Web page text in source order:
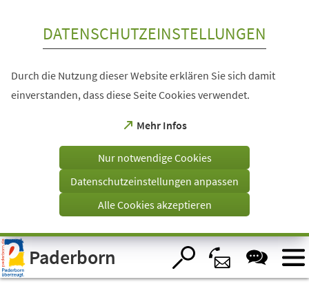
Visuelle
Assistenzsoftware
öffnen.
DATENSCHUTZEINSTELLUNGEN
Durch die Nutzung dieser Website erklären Sie sich damit
einverstanden, dass diese Seite Cookies verwendet.
Mehr Infos
(Öffnet
einem
Tab)
Nur notwendige Cookies
Datenschutzeinstellungen anpassen
Alle Cookies akzeptieren
Paderborn